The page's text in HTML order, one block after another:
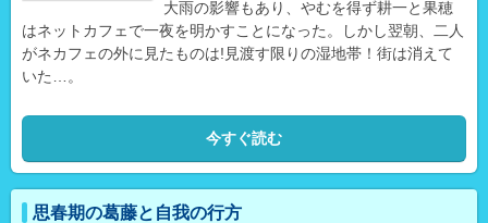
大雨の影響もあり、やむを得ず耕一と果穂
はネットカフェで一夜を明かすことになった。しかし翌朝、二人
がネカフェの外に見たものは!見渡す限りの湿地帯！街は消えて
いた…。
今すぐ読む
思春期の葛藤と自我の行方